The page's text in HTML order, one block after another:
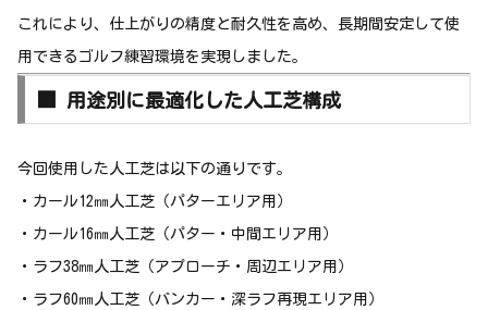
これにより、仕上がりの精度と耐久性を高め、長期間安定して使
用できるゴルフ練習環境を実現しました。
■ 用途別に最適化した人工芝構成
今回使用した人工芝は以下の通りです。
・カール12㎜人工芝（パターエリア用）
・カール16㎜人工芝（パター・中間エリア用）
・ラフ38㎜人工芝（アプローチ・周辺エリア用）
・ラフ60㎜人工芝（バンカー・深ラフ再現エリア用）